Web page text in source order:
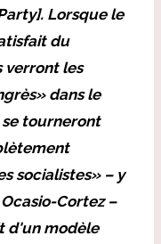
Lorsque le
du
verront les
dans le
tourneront
socialistes» – y
Cortez –
d'un modèle